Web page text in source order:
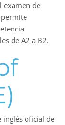
examen de
permite
de A2 a B2.
inglés oficial de